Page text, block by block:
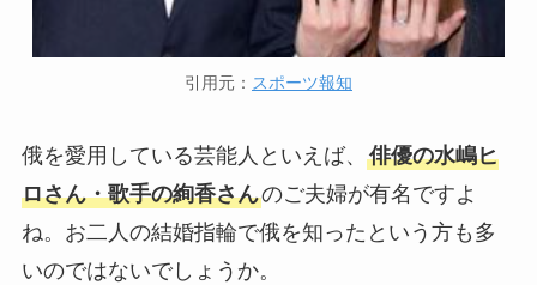
引用元： スポーツ報知
俄を愛用している芸能人といえば、 俳優の水嶋ヒ
ロさん・歌手の絢香さんのご夫婦が有名ですよ
ね。お二人の結婚指輪で俄を知ったという方も多
いのではないでしょうか。